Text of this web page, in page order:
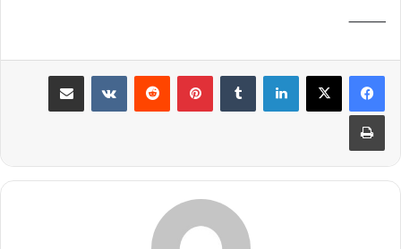
⸻
لينكدإن بينتيريست
مشاركة عبر البريد
طباعة